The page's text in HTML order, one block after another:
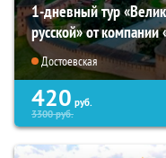
1-дневный тур
русской» от
Достоевская
420 руб.
3300руб.